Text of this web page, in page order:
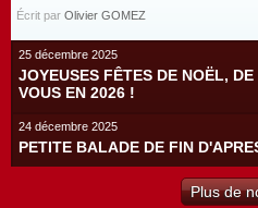
Écrit par Olivier GOMEZ
25 décembre 2025
JOYEUSES FÊTES DE NOËL,
VOUS EN 2026 !
24 décembre 2025
PETITE BALADE DE FIN
Plus de